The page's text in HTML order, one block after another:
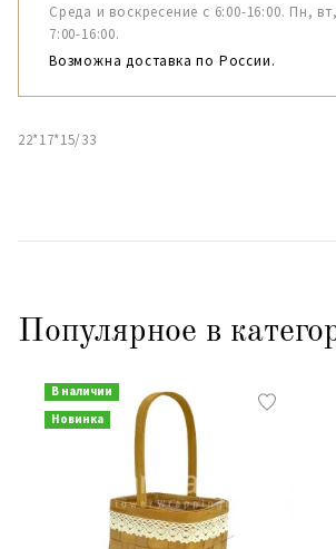
Среда и воскресение с 6:00-16:00. Пн,
7:00-16:00.
Возможна доставка по России.
22*17*15/33
Популярное в
В наличии
Новинка